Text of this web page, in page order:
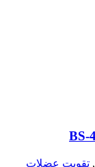
, تقویت عضلات